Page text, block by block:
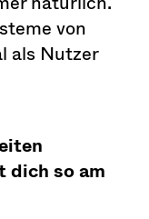
von
als Nutzer
dich so am